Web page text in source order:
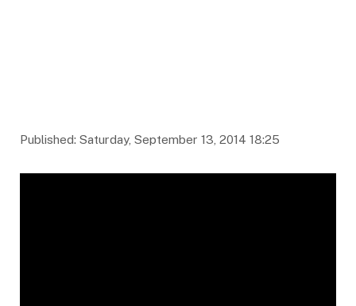
Published: Saturday, September 13, 2014 18:25